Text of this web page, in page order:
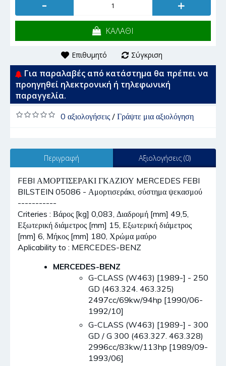
- +
ΚΑΛΑΘΙ
Επιθυμητό Σύγκριση
Για παραλαβές από κατάστημα θα πρέπει να
προηγηθεί ηλεκτρονική ή τηλεφωνική
παραγγελία.
0 αξιολογήσεις/ Γράψτε μια αξιολόγηση
Περιγραφή Αξιολογήσεις (0)
FEBI ΑΜΟΡΤΙΣΕΡΑΚΙ ΓΚΑΖΙΟΥ MERCEDES FEBI
BILSTEIN 05086 - Αμορτισεράκι, σύστημα ψεκασμού
-----------
Criteries : Βάρος [kg] 0,083, Διαδρομή [mm] 49,5,
Εξωτερική διάμετρος [mm] 15, Εξωτερική διάμετρος
[mm] 6, Μήκος [mm] 180, Χρώμα μαύρο
Aplicability to : MERCEDES-BENZ
MERCEDES-BENZ
G-CLASS (W463) [1989-] - 250
GD (463.324. 463.325)
2497cc/69kw/94hp [1990/06-
1992/10]
G-CLASS (W463) [1989-] - 300
GD / G 300 (463.327. 463.328)
2996cc/83kw/113hp [1989/09-
1993/06]